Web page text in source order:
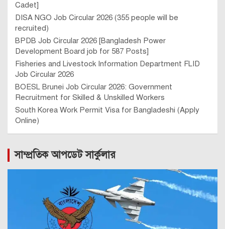
Cadet]
DISA NGO Job Circular 2026 (355 people will be
recruited)
BPDB Job Circular 2026 [Bangladesh Power
Development Board job for 587 Posts]
Fisheries and Livestock Information Department FLID
Job Circular 2026
BOESL Brunei Job Circular 2026: Government
Recruitment for Skilled & Unskilled Workers
South Korea Work Permit Visa for Bangladeshi (Apply
Online)
সাম্প্রতিক আপডেট সার্কুলার